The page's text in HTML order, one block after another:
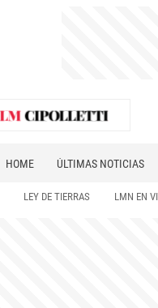
HOME ÚLTIMAS NOTICIAS
LEY DE TIERRAS LMN EN